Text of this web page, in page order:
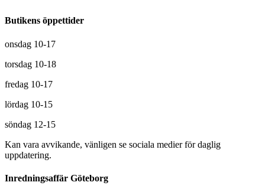
Butikens öppettider
onsdag 10-17
torsdag 10-18
fredag 10-17
lördag 10-15
söndag 12-15
Kan vara avvikande, vänligen se sociala medier för daglig
uppdatering.
Inredningsaffär Göteborg